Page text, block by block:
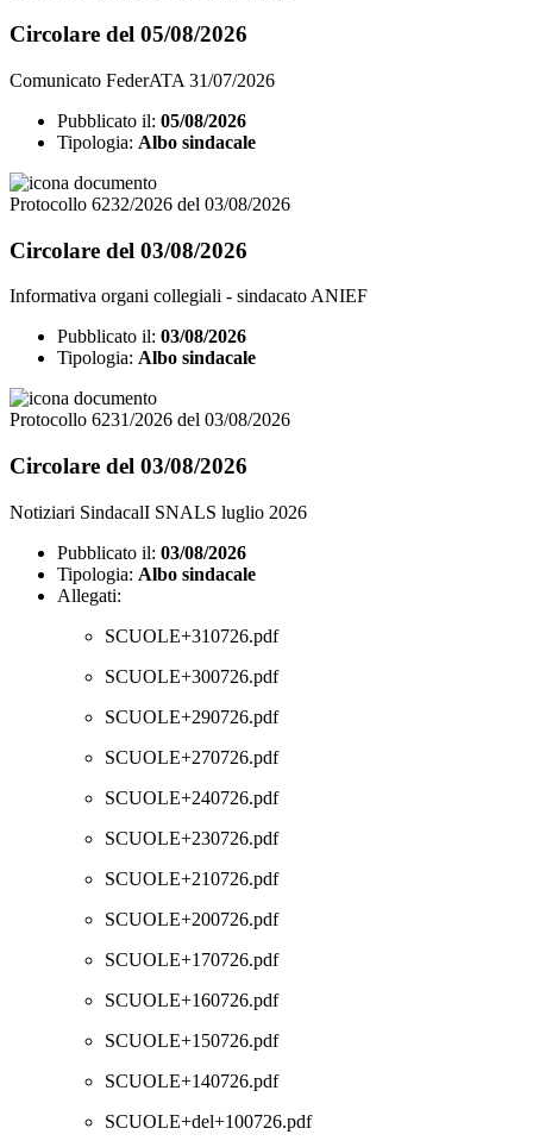
Circolare del 05/08/2026
Comunicato FederATA 31/07/2026
Pubblicato il: 05/08/2026
Tipologia: Albo sindacale
Protocollo 6232/2026 del 03/08/2026
Circolare del 03/08/2026
Informativa organi collegiali - sindacato ANIEF
Pubblicato il: 03/08/2026
Tipologia: Albo sindacale
Protocollo 6231/2026 del 03/08/2026
Circolare del 03/08/2026
Notiziari SindacalI SNALS luglio 2026
Pubblicato il: 03/08/2026
Tipologia: Albo sindacale
Allegati:
SCUOLE+310726.pdf
SCUOLE+300726.pdf
SCUOLE+290726.pdf
SCUOLE+270726.pdf
SCUOLE+240726.pdf
SCUOLE+230726.pdf
SCUOLE+210726.pdf
SCUOLE+200726.pdf
SCUOLE+170726.pdf
SCUOLE+160726.pdf
SCUOLE+150726.pdf
SCUOLE+140726.pdf
SCUOLE+del+100726.pdf